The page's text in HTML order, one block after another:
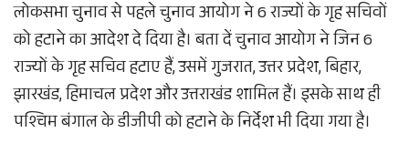
लोकसभा चुनाव से पहले चुनाव आयोग ने 6 राज्यों के गृह सचिवों
को हटाने का आदेश दे दिया है। बता दें चुनाव आयोग ने जिन 6
राज्यों के गृह सचिव हटाए हैं, उसमें गुजरात, उत्तर प्रदेश, बिहार,
झारखंड, हिमाचल प्रदेश और उत्तराखंड शामिल हैं। इसके साथ ही
पश्चिम बंगाल के डीजीपी को हटाने के निर्देश भी दिया गया है।